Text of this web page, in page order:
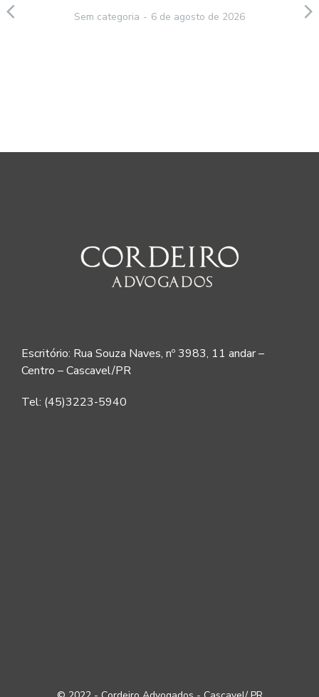
Sem categoria 6 de agosto de 2026
Escritório: Rua Souza Naves, nº 3983, 11 andar –
Centro – Cascavel/PR
Tel: (45)3223-5940